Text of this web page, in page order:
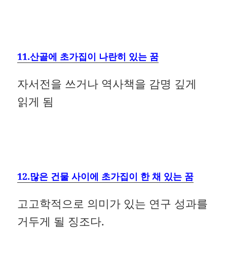
11.산골에 초가집이 나란히 있는 꿈
자서전을 쓰거나 역사책을 감명 깊게
읽게 됨
12.많은 건물 사이에 초가집이 한 채 있는 꿈
고고학적으로 의미가 있는 연구 성과를
거두게 될 징조다.